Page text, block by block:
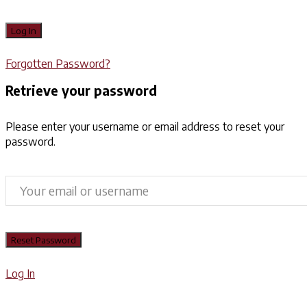
Forgotten Password?
Retrieve your password
Please enter your username or email address to reset your
password.
Log In